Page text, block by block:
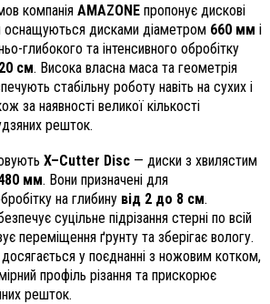
компанія AMAZONE пропонує дискові
оснащуються дисками діаметром 660 мм і
глибокого та інтенсивного обробітку
см. Висока власна маса та геометрія
стабільну роботу навіть на сухих і
за наявності великої кількості
решток.
X–Cutter Disc — диски з хвилястим
мм. Вони призначені для
на глибину від 2 до 8 см.
суцільне підрізання стерні по всій
переміщення ґрунту та зберігає вологу.
у поєднанні з ножовим котком,
профіль різання та прискорює
решток.